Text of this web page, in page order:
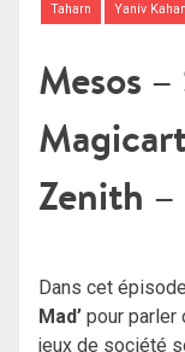
Taharn Yaniv
Mesos
Zenith
Dans cet
Mad’ pour parler
jeux de société